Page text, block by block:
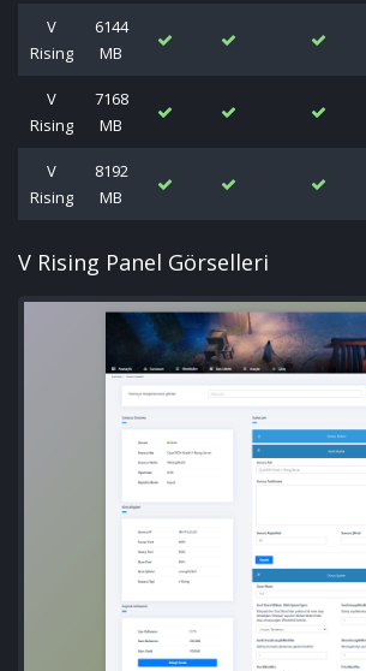
V
Rising
6144
MB
V
Rising
7168
MB
V
Rising
8192
MB
V Rising Panel Görselleri